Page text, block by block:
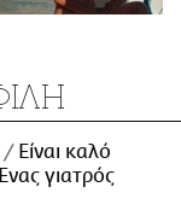
Είναι καλό
γιατρός